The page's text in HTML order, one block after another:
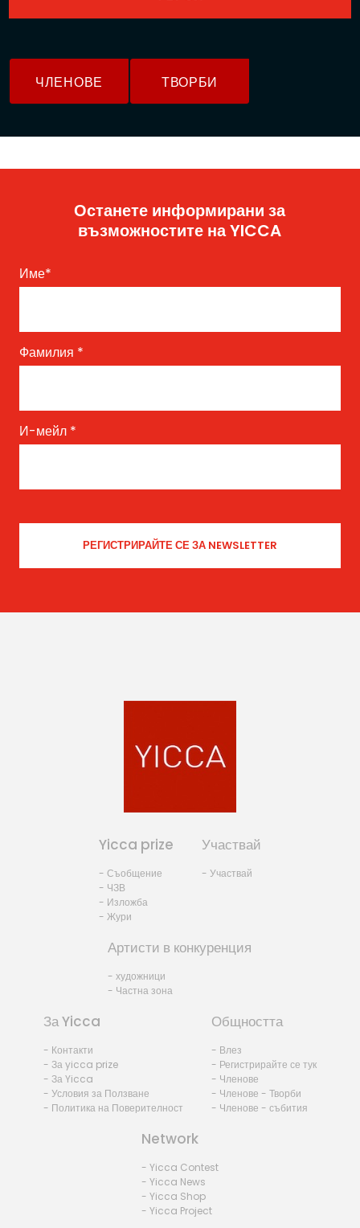
ЧЛЕНОВЕ ТВОРБИ
Останете информирани за
възможностите на YICCA
Име*
Фамилия *
И-мейл *
Yicca prize
- Съобщение
- ЧЗВ
- Изложба
- Жури
Участвай
- Участвай
Артисти в конкуренция
- художници
- Частна зона
За Yicca
- Контакти
- За yicca prize
- За Yicca
- Условия за Ползване
- Политика на Поверителност
Общността
- Влез
- Регистрирайте се тук
- Членове
- Членове - Творби
- Членове - събития
Network
- Yicca Contest
- Yicca News
- Yicca Shop
- Yicca Project